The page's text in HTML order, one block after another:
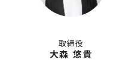
取締役
大森 悠貴